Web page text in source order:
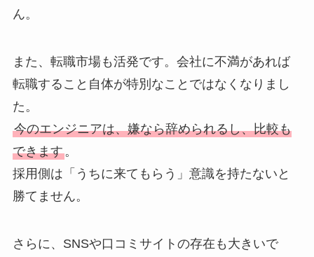
ん。
また、転職市場も活発です。会社に不満があれば
転職すること自体が特別なことではなくなりまし
た。
今のエンジニアは、嫌なら辞められるし、比較も
できます。
採用側は「うちに来てもらう」意識を持たないと
勝てません。
さらに、SNSや口コミサイトの存在も大きいで